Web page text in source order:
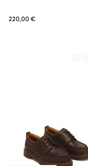
220,00 €